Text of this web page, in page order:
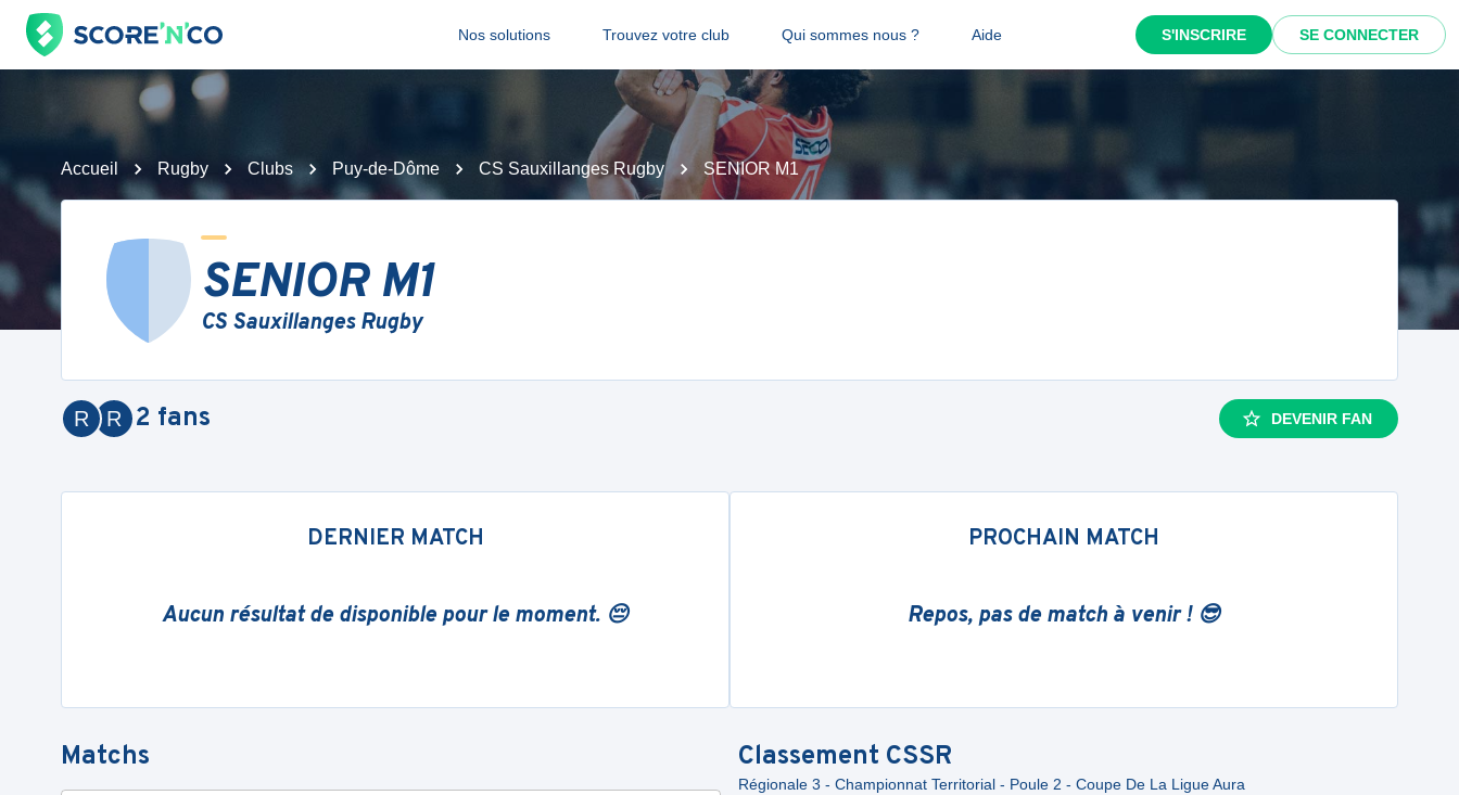
Nos solutions Trouvez votre club Qui sommes nous ? Aide S'INSCRIRE SE CONNECTER
Accueil Rugby Clubs Puy-de-Dôme CS Sauxillanges Rugby SENIOR M1
SENIOR M1
CS Sauxillanges Rugby
R
R 2 fans DEVENIR FAN
DERNIER MATCH
Aucun résultat de disponible pour le moment. 😔
PROCHAIN MATCH
Repos, pas de match à venir ! 😎
Matchs Classement CSSR
Régionale 3 - Championnat Territorial - Poule 2 - Coupe De La Ligue Aura